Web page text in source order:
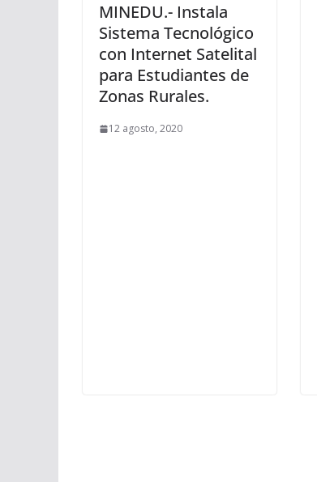
MINEDU.- Instala
Sistema Tecnológico
con Internet Satelital
para Estudiantes de
Zonas Rurales.
12 agosto, 2020